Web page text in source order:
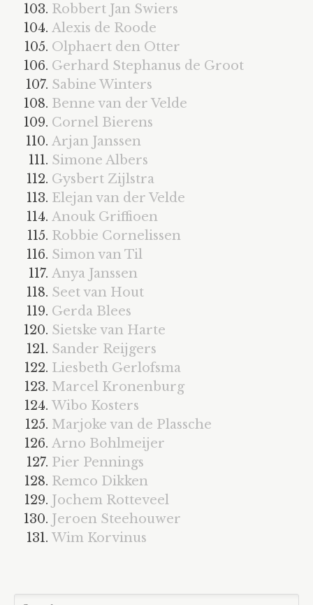
Robbert Jan Swiers
Alexis de Roode
Olphaert den Otter
Gerhard Stephanus de Groot
Sabine Winters
Benne van der Velde
Cornel Bierens
Arjan Janssen
Simone Albers
Gysbert Zijlstra
Elejan van der Velde
Anouk Griffioen
Robbie Cornelissen
Simon van Til
Anya Janssen
Seet van Hout
Gerda Blees
Sietske van Harte
Sander Reijgers
Liesbeth Gerlofsma
Marcel Kronenburg
Wibo Kosters
Marjoke van de Plassche
Arno Bohlmeijer
Pier Pennings
Remco Dikken
Jochem Rotteveel
Jeroen Steehouwer
Wim Korvinus